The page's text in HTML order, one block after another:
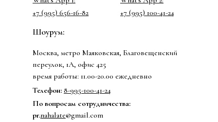
Шоурум:
Москва, метро Маяковская, Благовещенский
переулок, 1А, офис 425
время работы: 11.00-20.00 ежедневно
Телефон: 8-995-100-41-24
По вопросам сотрудничества:
pr.nahalate@gmail.com
+7 (995) 100-41-24
+7 (995) 656-16-82